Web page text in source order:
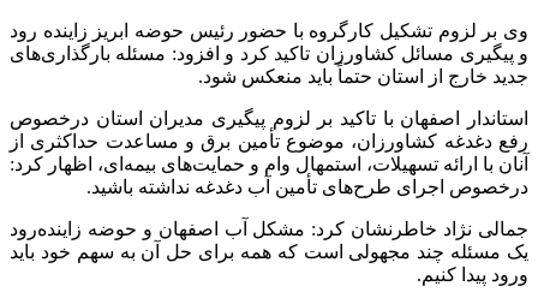
وی بر لزوم تشکیل کارگروه با حضور رئیس حوضه ابریز زاینده رود
و پیگیری مسائل کشاورزان تاکید کرد و افزود: مسئله بارگذاری‌های
جدید خارج از استان حتماً باید منعکس شود.
استاندار اصفهان با تاکید بر لزوم پیگیری مدیران استان درخصوص
رفع دغدغه کشاورزان، موضوع تأمین برق و مساعدت حداکثری از
آنان با ارائه تسهیلات، استمهال وام و حمایت‌های بیمه‌ای، اظهار کرد:
درخصوص اجرای طرح‌های تأمین آب دغدغه نداشته باشید.
جمالی نژاد خاطرنشان کرد: مشکل آب اصفهان و حوضه زاینده‌رود
یک مسئله چند مجهولی است که همه برای حل آن به سهم خود باید
ورود پیدا کنیم.